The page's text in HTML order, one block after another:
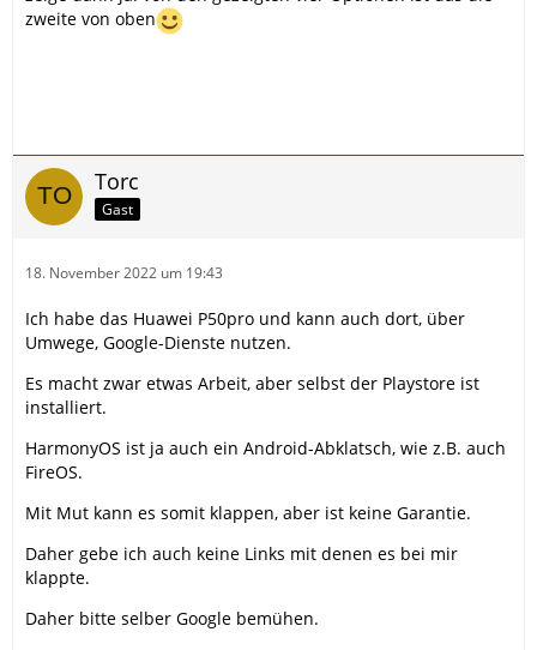
zweite von oben
Torc
Gast
18. November 2022 um 19:43
Ich habe das Huawei P50pro und kann auch dort, über
Umwege, Google-Dienste nutzen.
Es macht zwar etwas Arbeit, aber selbst der Playstore ist
installiert.
HarmonyOS ist ja auch ein Android-Abklatsch, wie z.B. auch
FireOS.
Mit Mut kann es somit klappen, aber ist keine Garantie.
Daher gebe ich auch keine Links mit denen es bei mir
klappte.
Daher bitte selber Google bemühen.